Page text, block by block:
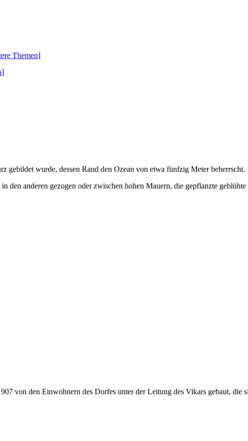
Themen]
]
gebildet wurde, dessen Rand den Ozean von etwa fünfzig Meter beherrscht.
den anderen gezogen oder zwischen hohen Mauern, die gepflanzte
von den Einwohnern des Dorfes unter der Leitung des Vikars gebaut, die